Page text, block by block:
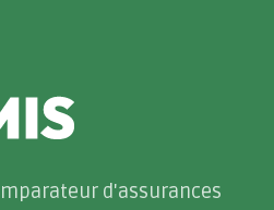
d'assurances